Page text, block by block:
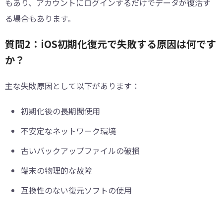
もあり、アカウントにログインするだけでデータが復活す
る場合もあります。
質問2：iOS初期化復元で失敗する原因は何です
か？
主な失敗原因として以下があります：
初期化後の長期間使用
不安定なネットワーク環境
古いバックアップファイルの破損
端末の物理的な故障
互換性のない復元ソフトの使用